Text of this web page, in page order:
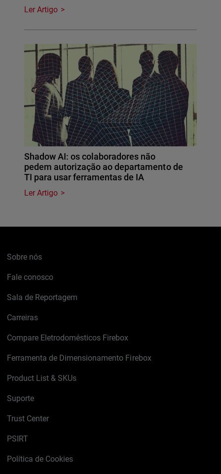
Ler Artigo
Shadow AI: os colaboradores não
pedem autorização ao departamento de
TI para usar ferramentas de IA
Ler Artigo
Sobre nós
Fale conosco
Sala de Reportagem
Carreiras
Compare Eletrodomésticos Firebox
Ferramenta de Dimensionamento Firebox
Product List & SKUs
Suporte
Trust Center
PSIRT
Política de Cookies